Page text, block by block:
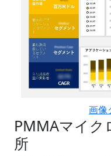
画像
PMMAマイク
所